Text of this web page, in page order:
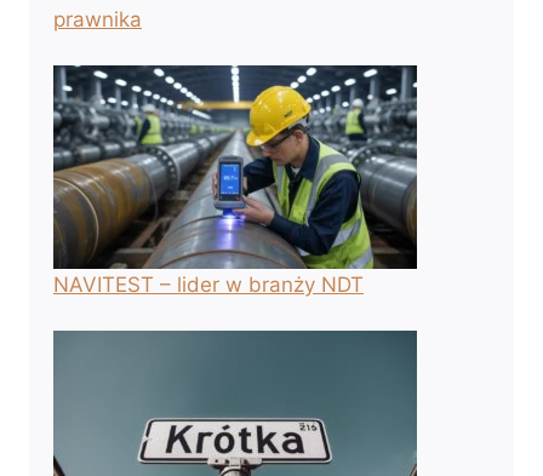
prawnika
NAVITEST – lider w branży NDT